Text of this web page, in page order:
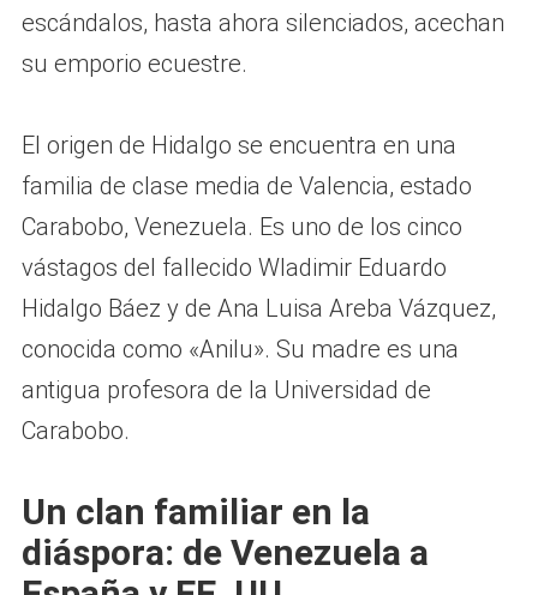
escándalos, hasta ahora silenciados, acechan
su emporio ecuestre.
El origen de Hidalgo se encuentra en una
familia de clase media de Valencia, estado
Carabobo, Venezuela. Es uno de los cinco
vástagos del fallecido Wladimir Eduardo
Hidalgo Báez y de Ana Luisa Areba Vázquez,
conocida como «Anilu». Su madre es una
antigua profesora de la Universidad de
Carabobo.
Un clan familiar en la
diáspora: de Venezuela a